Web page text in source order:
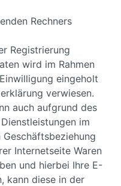
Rechners
Registrierung
wird im Rahmen
eingeholt
verwiesen.
auch aufgrund des
im
Geschäftsbeziehung
Internetseite Waren
und hierbei Ihre E-
kann diese in der